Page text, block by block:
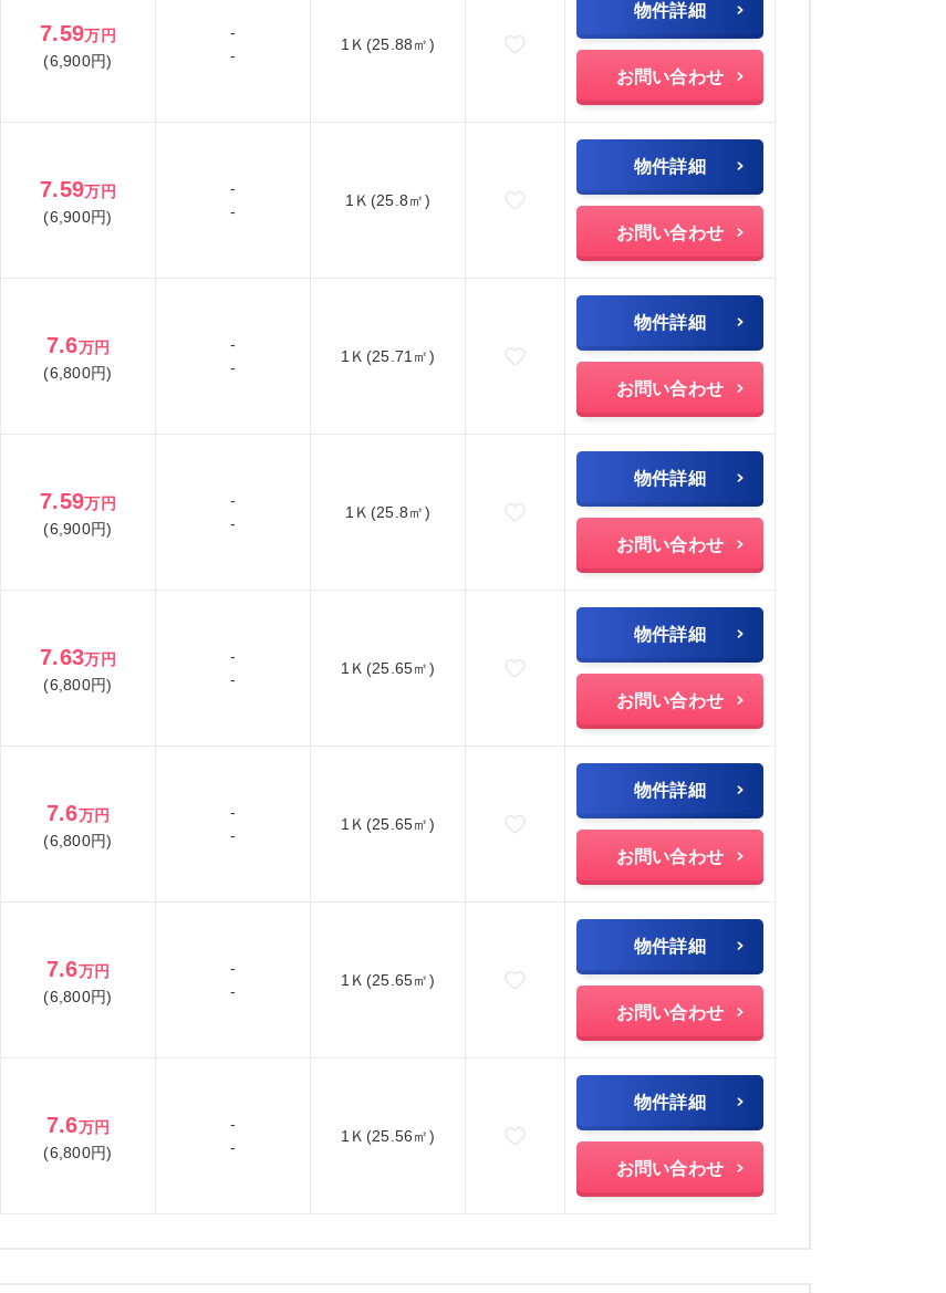
7.59万円
(6,900円)
-
-
1Ｋ(25.88㎡) お気に入りに追加
物件詳細
お問い合わせ
7.59万円
(6,900円)
-
-
1Ｋ(25.8㎡) お気に入りに追加
物件詳細
お問い合わせ
7.6万円
(6,800円)
-
-
1Ｋ(25.71㎡) お気に入りに追加
物件詳細
お問い合わせ
7.59万円
(6,900円)
-
-
1Ｋ(25.8㎡) お気に入りに追加
物件詳細
お問い合わせ
7.63万円
(6,800円)
-
-
1Ｋ(25.65㎡) お気に入りに追加
物件詳細
お問い合わせ
7.6万円
(6,800円)
-
-
1Ｋ(25.65㎡) お気に入りに追加
物件詳細
お問い合わせ
7.6万円
(6,800円)
-
-
1Ｋ(25.65㎡) お気に入りに追加
物件詳細
お問い合わせ
7.6万円
(6,800円)
-
-
1Ｋ(25.56㎡) お気に入りに追加
物件詳細
お問い合わせ